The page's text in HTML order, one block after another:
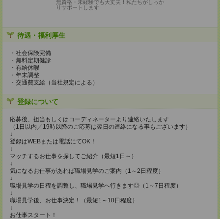
無資格・未経験でも大丈夫！私たちがしっか
りサポートします
待遇・福利厚生
・社会保険完備
・無料定期健診
・有給休暇
・年末調整
・交通費支給（当社規定による）
登録について
応募後、担当もしくはコーディネーターより連絡いたします
（1日以内／19時以降のご応募は翌日の連絡になる事もございます）
↓
登録はWEBまたは電話にてOK！
↓
マッチするお仕事を探してご紹介（最短1日～）
↓
気になるお仕事があれば職場見学のご案内（1～2日程度）
↓
職場見学の日程を調整し、職場見学へ行きます◎（1～7日程度）
↓
職場見学後、お仕事決定！（最短1～10日程度）
↓
お仕事スタート！